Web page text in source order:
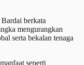
berkata
mengurangkan
serta bekalan tenaga
seperti